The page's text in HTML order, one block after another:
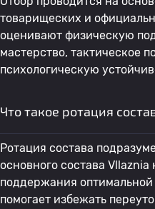
товарищеских и
оценивают физическую
мастерство, тактическое
психологическую
Что такое ротация
Ротация состава
основного состава Vllaznia
поддержания
помогает избежать